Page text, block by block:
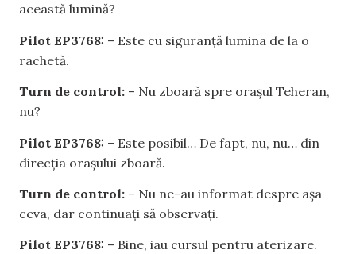
această lumină?
Pilot EP3768: – Este cu siguranță lumina de la o
rachetă.
Turn de control: – Nu zboară spre orașul Teheran,
nu?
Pilot EP3768: – Este posibil… De fapt, nu, nu… din
direcția orașului zboară.
Turn de control: – Nu ne-au informat despre așa
ceva, dar continuați să observați.
Pilot EP3768: – Bine, iau cursul pentru aterizare.